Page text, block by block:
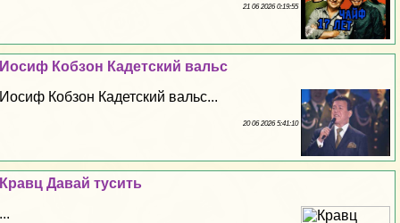
21 06 2026 0:19:55
Иосиф Кобзон Кадетский вальс
Иосиф Кобзон Кадетский вальс...
20 06 2026 5:41:10
Кравц Давай тусить
...